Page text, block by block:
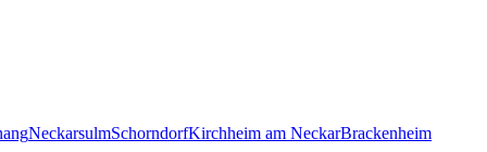
NeckarsulmSchorndorfKirchheim am NeckarBrackenheim